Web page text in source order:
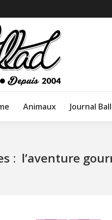
Animaux Journal
: l’aventure